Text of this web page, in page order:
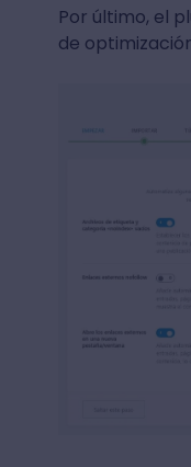
Por último, el
de